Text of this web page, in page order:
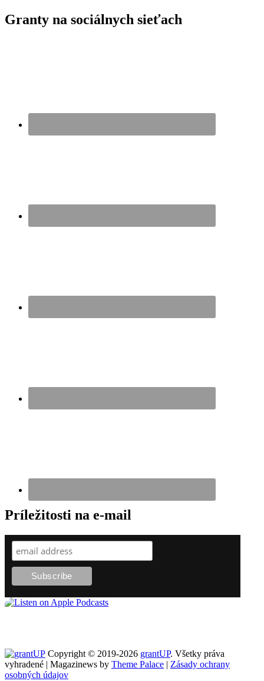
Granty na sociálnych sieťach
Príležitosti na e-mail
Copyright © 2019-2026 grantUP. Všetky práva
vyhradené | Magazinews by Theme Palace | Zásady ochrany
osobných údajov